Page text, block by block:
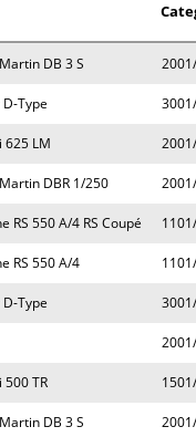
DB 3 S
D-Type
625 LM
DBR 1/250
RS 550 A/4 RS Coupé
RS 550 A/4
D-Type
500 TR
DB 3 S